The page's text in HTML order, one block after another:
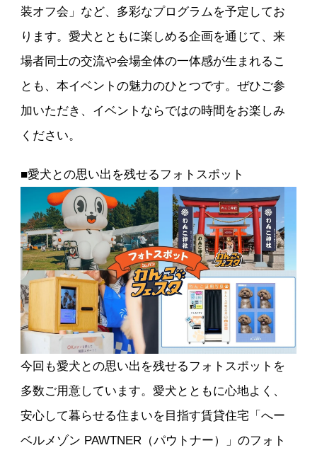
装オフ会」など、多彩なプログラムを予定してお
ります。愛犬とともに楽しめる企画を通じて、来
場者同士の交流や会場全体の一体感が生まれるこ
とも、本イベントの魅力のひとつです。ぜひご参
加いただき、イベントならではの時間をお楽しみ
ください。
■愛犬との思い出を残せるフォトスポット
今回も愛犬との思い出を残せるフォトスポットを
多数ご用意しています。愛犬とともに心地よく、
安心して暮らせる住まいを目指す賃貸住宅「へー
ベルメゾン PAWTNER（パウトナー）」のフォト